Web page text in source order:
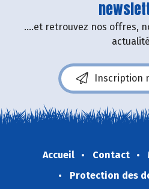
....et retrouvez nos offres,
Inscription
Accueil Contact
Protection des